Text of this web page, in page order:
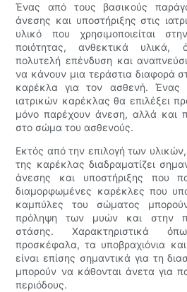
Ένας από τους βασικούς
άνεσης και υποστήριξης στις
υλικό που χρησιμοποιείται
ποιότητας, ανθεκτικά
πολυτελή επένδυση και
να κάνουν μια τεράστια διαφορά
καρέκλα για τον ασθενή. Ένας
ιατρικών καρέκλας θα επιλέξει
μόνο παρέχουν άνεση, αλλά και
στο σώμα του ασθενούς.
Εκτός από την επιλογή των
της καρέκλας διαδραματίζει
άνεσης και υποστήριξης που
διαμορφωμένες καρέκλες που
καμπύλες του σώματος
πρόληψη των μυών και στην
στάσης. Χαρακτηριστικά
προσκέφαλα, τα υποβραχιόνια
είναι επίσης σημαντικά για τη
μπορούν να κάθονται άνετα για
περιόδους.